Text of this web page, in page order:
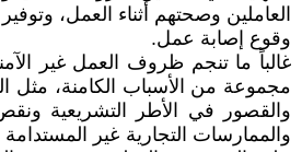
العاملين وصحتهم أثناء العمل،
وقوع إصابة عمل.
غالباً ما تنجم ظروف العمل غير
مجموعة من الأسباب الكامنة، مثل
والقصور في الأطر التشريعية
والممارسات التجارية غير المستدامة